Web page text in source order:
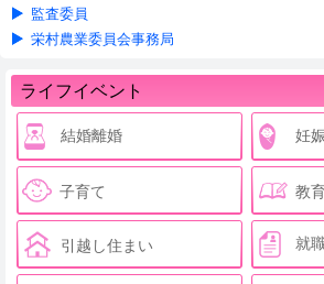
監査委員
栄村農業委員会事務局
ライフイベント
結婚離婚 妊
子育て 教
引越し住まい 就